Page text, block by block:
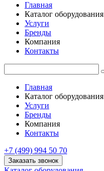
Главная
Каталог оборудования
Услуги
Бренды
Компания
Контакты
Главная
Каталог оборудования
Услуги
Бренды
Компания
Контакты
+7 (499) 994 50 70
Заказать звонок